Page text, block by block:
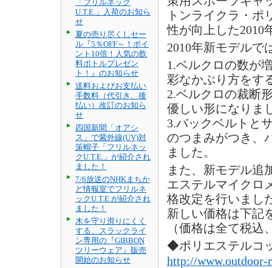
「フリルネック
U.T.E.」入荷のお知ら
せ
夏の売り尽くしセー
ル『5％OFF～！ポイ
ント10倍！人気の飲
料ボトルプレゼン
ト！』のお知らせ
送料およびお支払い
手数料（代引き、後
払い）改訂のお知ら
せ
四国新聞「オアシ
ス」で紫外線(UV)対
策帽子「フリルネッ
クU.T.E.」が紹介され
ました！
7/6放送のNHKまちか
ど情報室でフリルネ
ックU.T.E.が紹介され
ました！
木を守り滑りにくく
する、スラックライ
ン専用の『GIBBON
ツリーウェア』販売
開始のお知らせ
トンライクラ・
性が向上した2010
2010年新モデルで
1.ベルクロの数が
彩なかぶり方をす
2.ベルクロの裁断
優しい形になりま
3.バックベルトと
のつまみがつき、
ました。
また、新モデル追
エステルマイクロ
格改定を行いまし
新しい価格は下記
（価格は全て税込
◆ポリエステルコ
http://www.outdoor-